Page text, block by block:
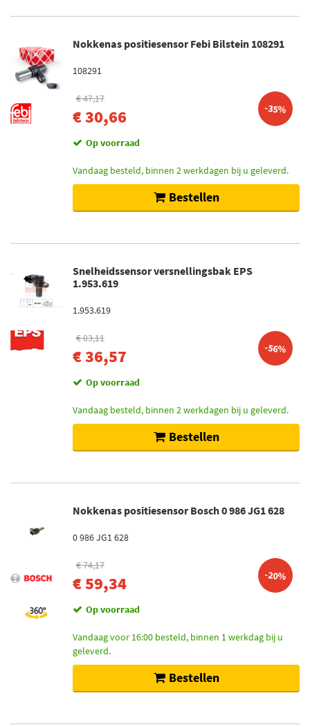
Nokkenas positiesensor Febi Bilstein 108291
108291
€ 47,17
€ 30,66 -35%
Op voorraad
Vandaag besteld, binnen 2 werkdagen bij u geleverd.
Bestellen
Snelheidssensor versnellingsbak EPS
1.953.619
1.953.619
€ 83,11
€ 36,57 -56%
Op voorraad
Vandaag besteld, binnen 2 werkdagen bij u geleverd.
Bestellen
Nokkenas positiesensor Bosch 0 986 JG1 628
0 986 JG1 628
€ 74,17
€ 59,34 -20%
Op voorraad
Vandaag voor 16:00 besteld, binnen 1 werkdag bij u
geleverd.
Bestellen